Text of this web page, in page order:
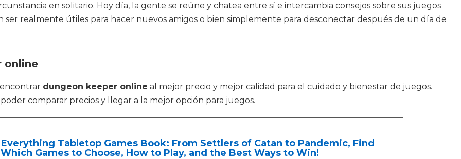
en solitario. Hoy día, la gente se reúne y chatea entre sí e intercambia consejos sobre sus juegos
realmente útiles para hacer nuevos amigos o bien simplemente para desconectar después de un día de
online
dungeon keeper online al mejor precio y mejor calidad para el cuidado y bienestar de juegos.
comparar precios y llegar a la mejor opción para juegos.
Tabletop Games Book: From Settlers of Catan to Pandemic, Find
Games to Choose, How to Play, and the Best Ways to Win!